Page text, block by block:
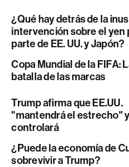
¿Qué hay detrás de la
intervención sobre el yen
parte de EE. UU. y Japón?
Copa Mundial de la FIFA:
batalla de las marcas
Trump afirma que EE.UU.
"mantendrá el estrecho"
controlará
¿Puede la economía de
sobrevivir a Trump?